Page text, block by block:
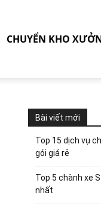
CHUYỂN KHO
Bài viết mới
Top 15 dịch vụ
gói giá rẻ
Top 5 chành xe
nhất